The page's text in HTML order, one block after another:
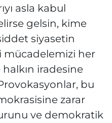
asla kabul
gelsin, kime
siyasetin
mücadelemizi her
iradesine
bu
zarar
ve demokratik